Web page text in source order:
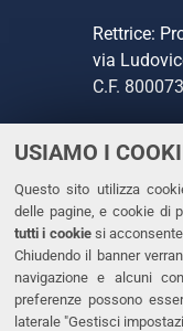
USIAMO I
Questo sito utilizza
delle pagine, e cookie di
tutti i cookiesi acconsente
Chiudendo il banner
navigazione e alcuni
preferenze possono
laterale "Gestisci
Rettrice:
via
C.F.
CONTATTI
Tel. +39
Fax. +39
PEC
LINKS